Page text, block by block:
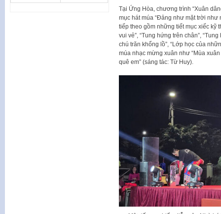
Tại Ứng Hòa, chương trình “Xuân
mục hát múa “Đảng như mặt trời
tiếp theo gồm những tiết mục xiếc kỹ
vui vẻ”, “Tung hứng trên chân”,
chú trăn khổng lồ”, “Lớp học của
múa nhạc mừng xuân như “Mùa
quê em” (sáng tác: Từ Huy).